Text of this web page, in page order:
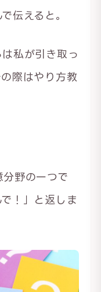
伝えると。
私が引き取っ
際はやり方教
野の一つで
！」と返しま